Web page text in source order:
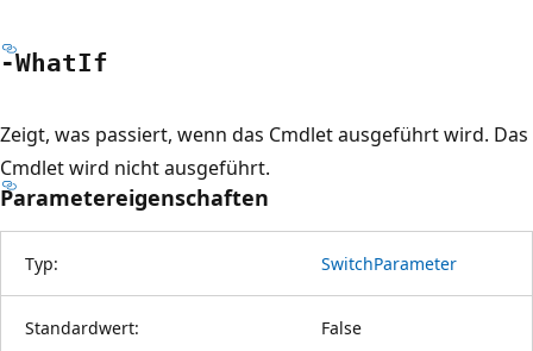
-WhatIf
Zeigt, was passiert, wenn das Cmdlet ausgeführt wird. Das
Cmdlet wird nicht ausgeführt.
Parametereigenschaften
Typ: SwitchParameter
Standardwert: False